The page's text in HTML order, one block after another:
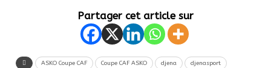
Partager cet article sur
ASKO Coupe CAF Coupe CAF ASKO djena djenasport